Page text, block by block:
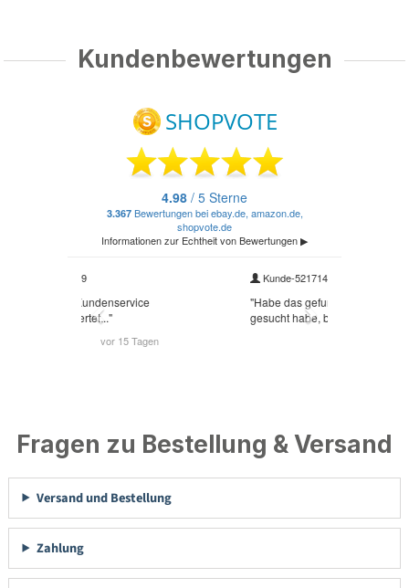
Kundenbewertungen
Fragen zu Bestellung & Versand
Versand und Bestellung
Zahlung